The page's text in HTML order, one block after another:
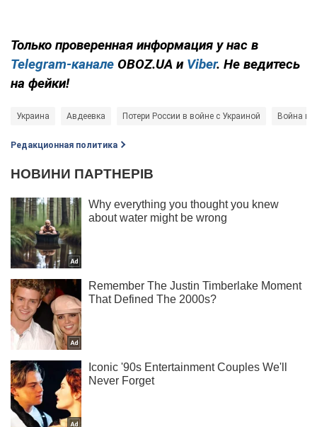
Только проверенная информация у нас в
Telegram-канале OBOZ.UA и Viber. Не ведитесь
на фейки!
Украина Авдеевка Потери России в войне с Украиной Война в
Редакционная политика